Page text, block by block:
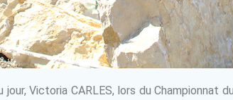
Victoria CARLES, lors du Championnat